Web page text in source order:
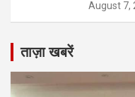
August 7,
ताज़ा खबरें